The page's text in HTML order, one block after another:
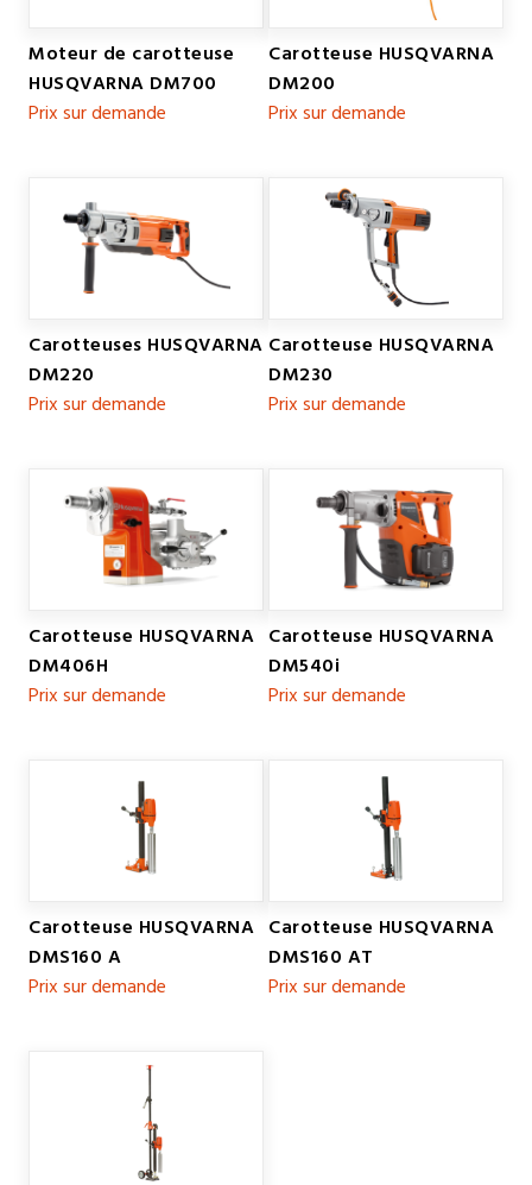
Moteur de carotteuse
HUSQVARNA DM700
Prix sur demande
Carotteuse HUSQVARNA
DM200
Prix sur demande
Carotteuses HUSQVARNA
DM220
Prix sur demande
Carotteuse HUSQVARNA
DM230
Prix sur demande
Carotteuse HUSQVARNA
DM406H
Prix sur demande
Carotteuse HUSQVARNA
DM540i
Prix sur demande
Carotteuse HUSQVARNA
DMS160 A
Prix sur demande
Carotteuse HUSQVARNA
DMS160 AT
Prix sur demande